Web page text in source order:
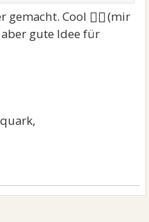
gemacht. Cool 👍🏻(mir
gute Idee für